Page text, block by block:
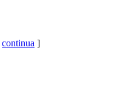
continua ]